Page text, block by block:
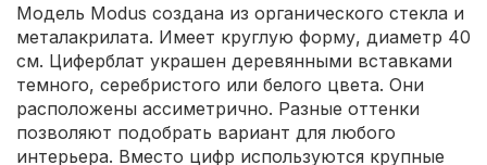
Модель Modus создана из органического стекла и
металакрилата. Имеет круглую форму, диаметр 40
см. Циферблат украшен деревянными вставками
темного, серебристого или белого цвета. Они
расположены ассиметрично. Разные оттенки
позволяют подобрать вариант для любого
интерьера. Вместо цифр используются крупные